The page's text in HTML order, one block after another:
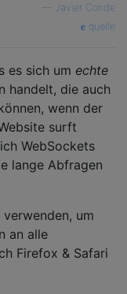
Javier Conde
quelle
es sich um echte
handelt, die auch
wenn der
surft
WebSockets
lange Abfragen
um
an alle
Firefox & Safari